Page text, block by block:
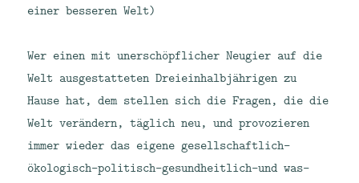
einer besseren Welt)
Wer einen mit unerschöpflicher Neugier auf die
Welt ausgestatteten Dreieinhalbjährigen zu
Hause hat, dem stellen sich die Fragen, die die
Welt verändern, täglich neu, und provozieren
immer wieder das eigene gesellschaftlich-
ökologisch-politisch-gesundheitlich-und was-